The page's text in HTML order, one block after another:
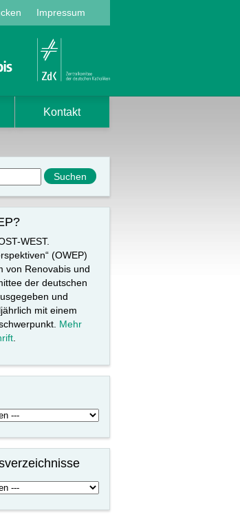
Impressum
Kontakt
Suche
WEST.
(OWEP)
von Renovabis und
der deutschen
und
mit einem
Mehr
.